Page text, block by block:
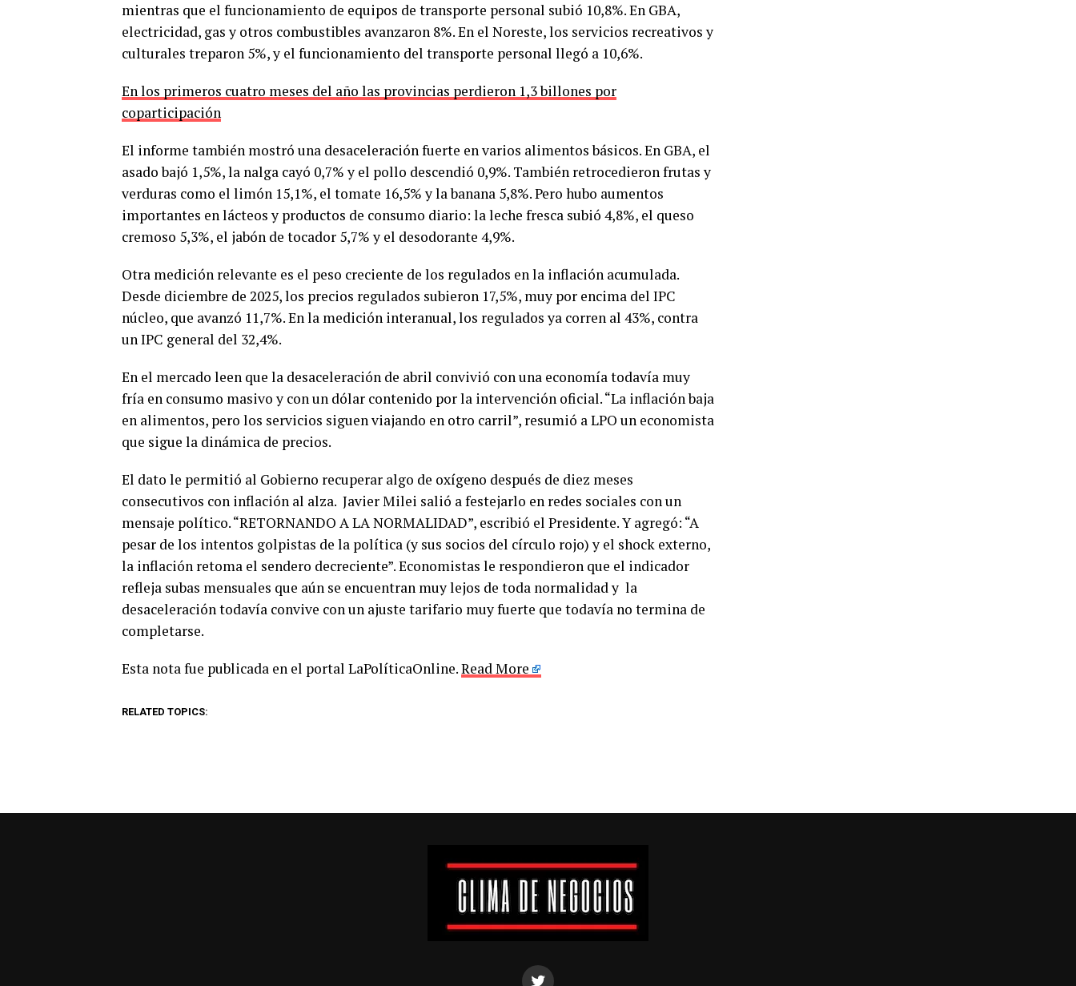
mientras que el funcionamiento de equipos de transporte personal subió 10,8%. En GBA,
electricidad, gas y otros combustibles avanzaron 8%. En el Noreste, los servicios recreativos y
culturales treparon 5%, y el funcionamiento del transporte personal llegó a 10,6%.
En los primeros cuatro meses del año las provincias perdieron 1,3 billones por
coparticipación
El informe también mostró una desaceleración fuerte en varios alimentos básicos. En GBA, el
asado bajó 1,5%, la nalga cayó 0,7% y el pollo descendió 0,9%. También retrocedieron frutas y
verduras como el limón 15,1%, el tomate 16,5% y la banana 5,8%. Pero hubo aumentos
importantes en lácteos y productos de consumo diario: la leche fresca subió 4,8%, el queso
cremoso 5,3%, el jabón de tocador 5,7% y el desodorante 4,9%.
Otra medición relevante es el peso creciente de los regulados en la inflación acumulada.
Desde diciembre de 2025, los precios regulados subieron 17,5%, muy por encima del IPC
núcleo, que avanzó 11,7%. En la medición interanual, los regulados ya corren al 43%, contra
un IPC general del 32,4%.
En el mercado leen que la desaceleración de abril convivió con una economía todavía muy
fría en consumo masivo y con un dólar contenido por la intervención oficial. “La inflación baja
en alimentos, pero los servicios siguen viajando en otro carril”, resumió a LPO un economista
que sigue la dinámica de precios.
El dato le permitió al Gobierno recuperar algo de oxígeno después de diez meses
consecutivos con inflación al alza. Javier Milei salió a festejarlo en redes sociales con un
mensaje político. “RETORNANDO A LA NORMALIDAD”, escribió el Presidente. Y agregó: “A
pesar de los intentos golpistas de la política (y sus socios del círculo rojo) y el shock externo,
la inflación retoma el sendero decreciente”. Economistas le respondieron que el indicador
refleja subas mensuales que aún se encuentran muy lejos de toda normalidad y la
desaceleración todavía convive con un ajuste tarifario muy fuerte que todavía no termina de
completarse.
Esta nota fue publicada en el portal LaPolíticaOnline.Read More
RELATED TOPICS: